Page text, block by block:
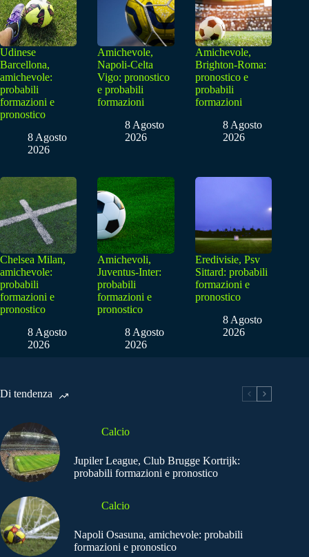
Udinese
Barcellona,
amichevole:
probabili
formazioni e
pronostico
8 Agosto
2026
Amichevole,
Napoli-Celta
Vigo: pronostico
e probabili
formazioni
8 Agosto
2026
Amichevole,
Brighton-Roma:
pronostico e
probabili
formazioni
8 Agosto
2026
Chelsea Milan,
amichevole:
probabili
formazioni e
pronostico
8 Agosto
2026
Amichevoli,
Juventus-Inter:
probabili
formazioni e
pronostico
8 Agosto
2026
Eredivisie, Psv
Sittard: probabili
formazioni e
pronostico
8 Agosto
2026
Di tendenza
Calcio
Jupiler League, Club Brugge Kortrijk:
probabili formazioni e pronostico
Calcio
Napoli Osasuna, amichevole: probabili
formazioni e pronostico